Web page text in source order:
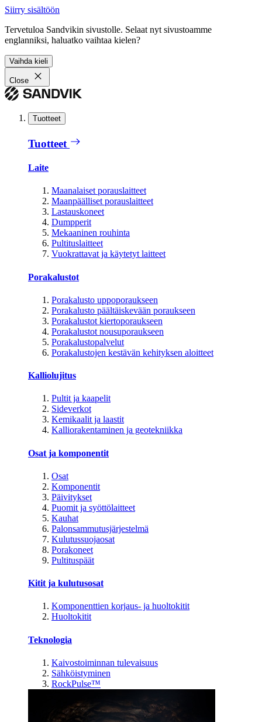
Siirry sisältöön
Tervetuloa Sandvikin sivustolle. Selaat nyt sivustoamme
englanniksi, haluatko vaihtaa kielen?
Vaihda kieli
Close
Tuotteet
Tuotteet
Laite
Maanalaiset porauslaitteet
Maanpäälliset porauslaitteet
Lastauskoneet
Dumpperit
Mekaaninen rouhinta
Pultituslaitteet
Vuokrattavat ja käytetyt laitteet
Porakalustot
Porakalusto uppoporaukseen
Porakalusto päältäiskevään poraukseen
Porakalustot kiertoporaukseen
Porakalustot nousuporaukseen
Porakalustopalvelut
Porakalustojen kestävän kehityksen aloitteet
Kalliolujitus
Pultit ja kaapelit
Sideverkot
Kemikaalit ja laastit
Kalliorakentaminen ja geotekniikka
Osat ja komponentit
Osat
Komponentit
Päivitykset
Puomit ja syöttölaitteet
Kauhat
Palonsammutusjärjestelmä
Kulutussuojaosat
Porakoneet
Pultituspäät
Kitit ja kulutusosat
Komponenttien korjaus- ja huoltokitit
Huoltokitit
Teknologia
Kaivostoiminnan tulevaisuus
Sähköistyminen
RockPulse™